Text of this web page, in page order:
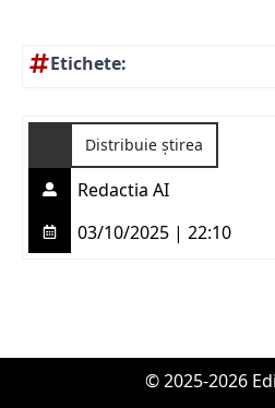
Etichete:
Distribuie știrea
Redactia AI
03/10/2025 | 22:10
© 2025-2026